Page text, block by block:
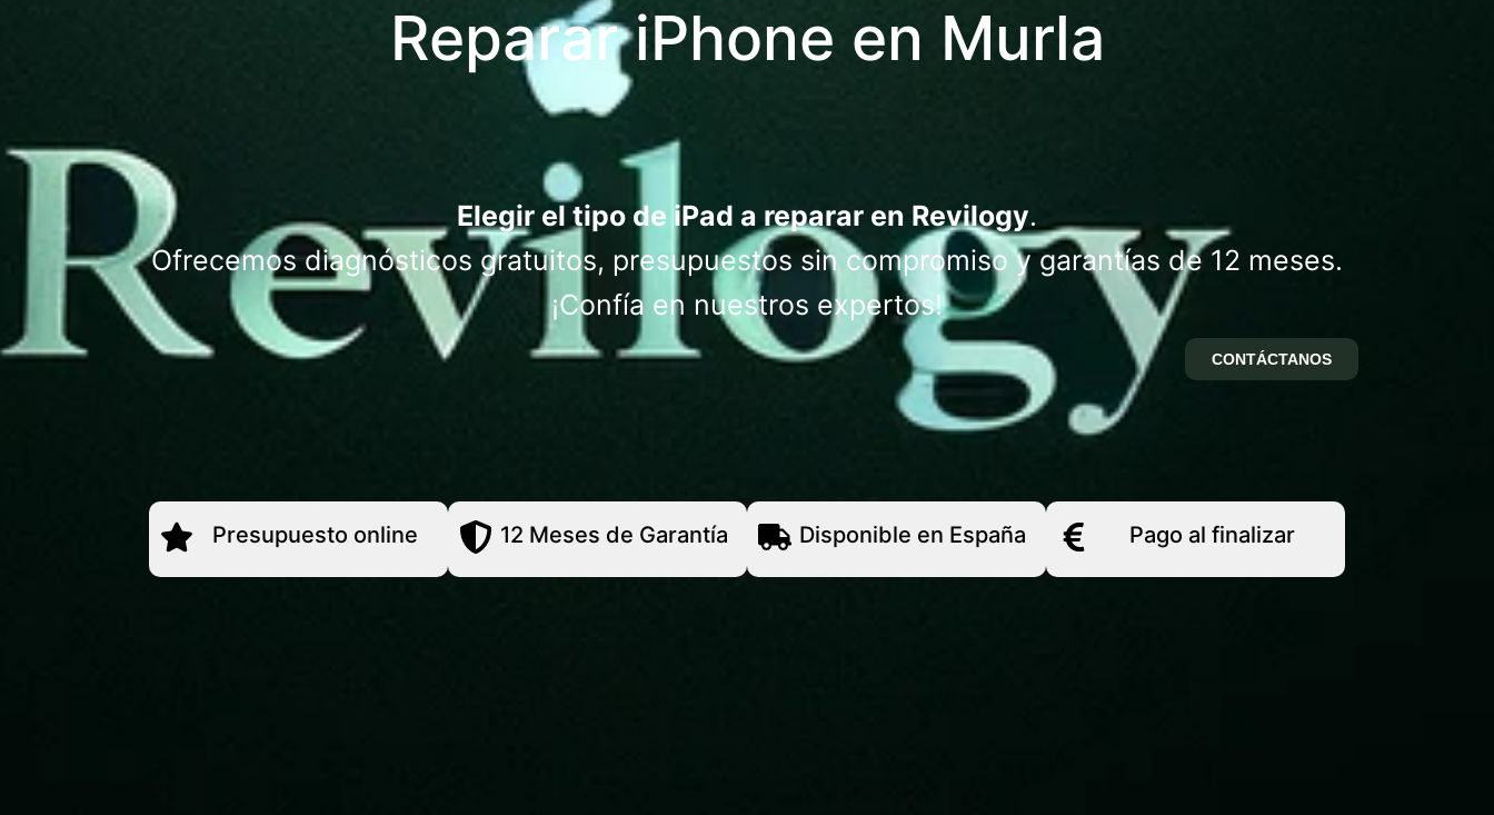
Reparar iPhone en Murla
Elegir el tipo de iPad a reparar en Revilogy.
Ofrecemos diagnósticos gratuitos, presupuestos sin compromiso y garantías de 12 meses.
¡Confía en nuestros expertos!
CONTÁCTANOS
Presupuesto online 12 Meses de Garantía Disponible en España Pago al finalizar